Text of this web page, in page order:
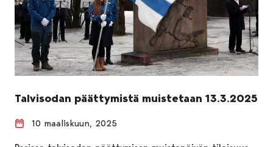
Talvisodan päättymistä muistetaan 13.3.2025
10 maaliskuun, 2025